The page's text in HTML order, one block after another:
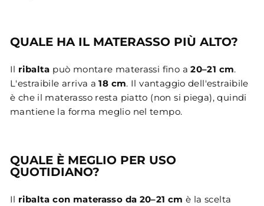
QUALE HA IL MATERASSO PIÙ ALTO?
Il ribalta può montare materassi fino a20–21 cm.
L'estraibile arriva a18 cm. Il vantaggio dell'estraibile
è che il materasso resta piatto (non si piega), quindi
mantiene la forma meglio nel tempo.
QUALE È MEGLIO PER USO
QUOTIDIANO?
Il ribalta con materasso da 20–21 cm è la scelta